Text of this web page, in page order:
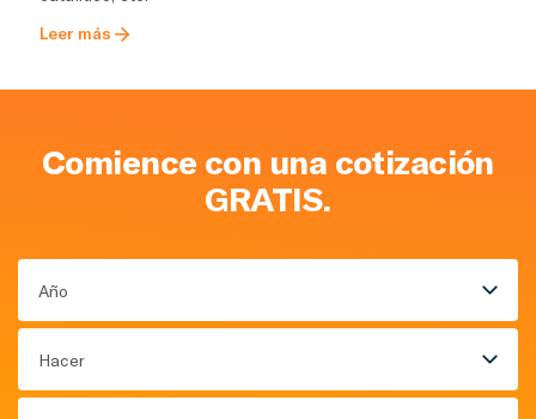
Leer más
Comience con una cotización
GRATIS.
Año
Hacer